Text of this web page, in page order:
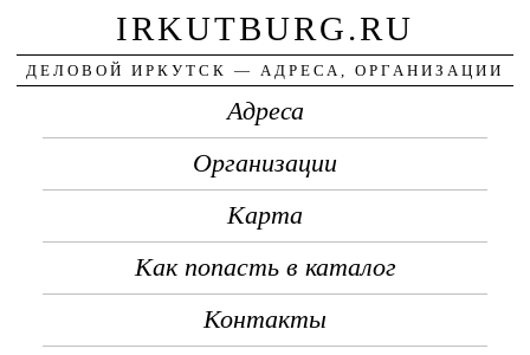
IRKUTBURG.RU
ДЕЛОВОЙ ИРКУТСК — АДРЕСА, ОРГАНИЗАЦИИ
Адреса
Организации
Карта
Как попасть в каталог
Контакты